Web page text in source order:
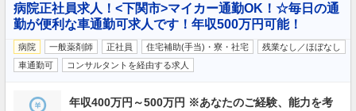
病院正社員求人！<下関市>マイカー通勤OK！☆毎日の通
勤が便利な車通勤可求人です！年収500万円可能！
病院 一般薬剤師 正社員 住宅補助(手当)・寮・社宅
残業なし／ほぼなし
車通勤可
コンサルタントを経由する求人
年収400万円～500万円 ※あなたのご経験、能力を考